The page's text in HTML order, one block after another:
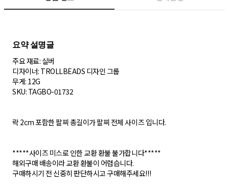
요약 설명글
주요 재료: 실버
디자이너: TROLLBEADS 디자인 그룹
무게: 12G
SKU: TAGBO-01732
락 2cm 포함한 팔찌 총길이가 팔찌 전체 사이즈 입니다.
*****사이즈 미스로 인한 교환 환불 불가합니다*****
해외구매 배송이라 교환 환불이 어렵습니다.
구매하시기 전 신중히 판단하시고 구매해주세요!!!